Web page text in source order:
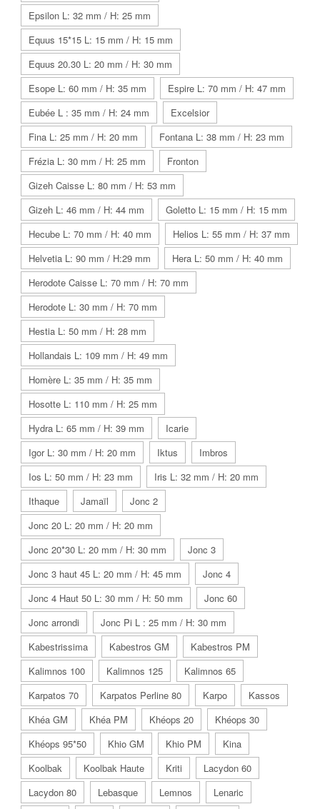
Epsilon L: 32 mm / H: 25 mm
Equus 15*15 L: 15 mm / H: 15 mm
Equus 20.30 L: 20 mm / H: 30 mm
Esope L: 60 mm / H: 35 mm
Espire L: 70 mm / H: 47 mm
Eubée L : 35 mm / H: 24 mm
Excelsior
Fina L: 25 mm / H: 20 mm
Fontana L: 38 mm / H: 23 mm
Frézia L: 30 mm / H: 25 mm
Fronton
Gizeh Caisse L: 80 mm / H: 53 mm
Gizeh L: 46 mm / H: 44 mm
Goletto L: 15 mm / H: 15 mm
Hecube L: 70 mm / H: 40 mm
Helios L: 55 mm / H: 37 mm
Helvetia L: 90 mm / H:29 mm
Hera L: 50 mm / H: 40 mm
Herodote Caisse L: 70 mm / H: 70 mm
Herodote L: 30 mm / H: 70 mm
Hestia L: 50 mm / H: 28 mm
Hollandais L: 109 mm / H: 49 mm
Homère L: 35 mm / H: 35 mm
Hosotte L: 110 mm / H: 25 mm
Hydra L: 65 mm / H: 39 mm
Icarie
Igor L: 30 mm / H: 20 mm
Iktus
Imbros
Ios L: 50 mm / H: 23 mm
Iris L: 32 mm / H: 20 mm
Ithaque
Jamaïl
Jonc 2
Jonc 20 L: 20 mm / H: 20 mm
Jonc 20*30 L: 20 mm / H: 30 mm
Jonc 3
Jonc 3 haut 45 L: 20 mm / H: 45 mm
Jonc 4
Jonc 4 Haut 50 L: 30 mm / H: 50 mm
Jonc 60
Jonc arrondi
Jonc Pi L : 25 mm / H: 30 mm
Kabestrissima
Kabestros GM
Kabestros PM
Kalimnos 100
Kalimnos 125
Kalimnos 65
Karpatos 70
Karpatos Perline 80 Karpo
Kassos
Khéa GM
Khéa PM Khéops 20
Khéops 30
Khéops 95*50
Khio GM Khio PM
Kina
Koolbak
Koolbak Haute Kriti
Lacydon 60
Lacydon 80
Lebasque Lemnos
Lenaric